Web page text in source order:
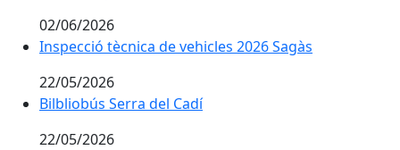
02/06/2026
Inspecció tècnica de vehicles 2026 Sagàs
Inspecció tècnica de vehicles 2026 Sagàs
22/05/2026
Bilbliobús Serra del Cadí
Bilbliobús Serra del Cadí
22/05/2026